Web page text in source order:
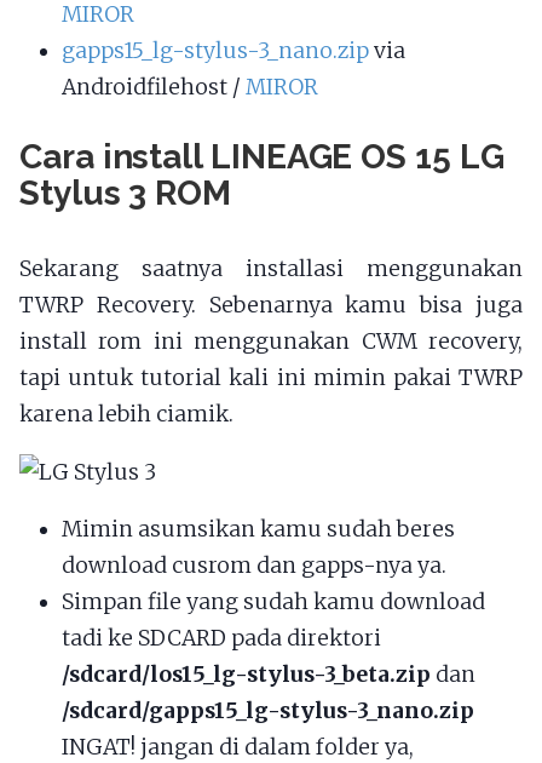
MIROR
gapps15_lg-stylus-3_nano.zipvia
Androidfilehost /MIROR
Cara install LINEAGE OS 15 LG
Stylus 3 ROM
Sekarang saatnya installasi menggunakan
TWRP Recovery. Sebenarnya kamu bisa juga
install rom ini menggunakan CWM recovery,
tapi untuk tutorial kali ini mimin pakai TWRP
karena lebih ciamik.
Mimin asumsikan kamu sudah beres
download cusrom dan gapps-nya ya.
Simpan file yang sudah kamu download
tadi ke SDCARD pada direktori
/sdcard/los15_lg-stylus-3_beta.zip dan
/sdcard/gapps15_lg-stylus-3_nano.zip
INGAT! jangan di dalam folder ya,